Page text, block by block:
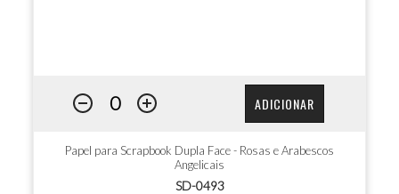
ADICIONAR
Papel para Scrapbook Dupla Face - Rosas e Arabescos
Angelicais
SD-0493